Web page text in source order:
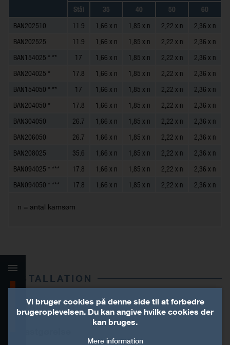
Teknisk data
Stål
35 40 50 60
BAN202510 11.9 1,66 x n 1,85 x n 2,22 x n
2,36 x n
BAN202525
11.9 1,66 x n 1,85 x n 2,22 x n
2,36 x n
BAN154025 * **
17 1,66 x n 1,85 x n 2,22 x n
2,36 x n
BAN204025 *
17.8 1,66 x n 1,85 x n 2,22 x n
2,36 x n
BAN154050 * **
17 1,66 x n 1,85 x n 2,22 x n
2,36 x n
BAN204050 *
17.8 1,66 x n 1,85 x n 2,22 x n
2,36 x n
BAN304050
26.7 1,66 x n 1,85 x n 2,22 x n
2,36 x n
BAN206050
26.7 1,66 x n 1,85 x n 2,22 x n
2,36 x n
BAN208025
35.6 1,66 x n 1,85 x n 2,22 x n
2,36 x n
BAN094025 * ***
17.8 1,66 x n 1,85 x n 2,22 x n
2,36 x n
BAN094050 * ***
17.8 1,66 x n 1,85 x n 2,22 x n 2,36 x n
n = antal kamsøm
INSTALLATION
INSTALLATION
Vi bruger cookies på denne side til at forbedre
brugeroplevelsen. Du kan angive hvilke cookies der
kan bruges.
Mere information